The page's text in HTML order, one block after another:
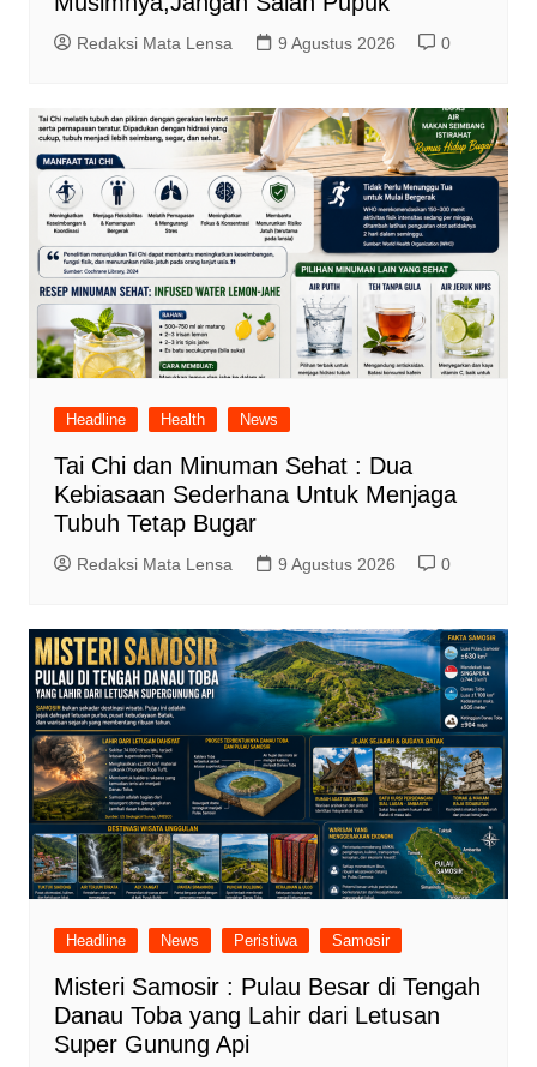
Redaksi Mata Lensa 9 Agustus 2026 0
Headline Health News
Tai Chi dan Minuman Sehat : Dua
Kebiasaan Sederhana Untuk Menjaga
Tubuh Tetap Bugar
Redaksi Mata Lensa 9 Agustus 2026 0
Headline News Peristiwa Samosir
Misteri Samosir : Pulau Besar di Tengah
Danau Toba yang Lahir dari Letusan
Super Gunung Api